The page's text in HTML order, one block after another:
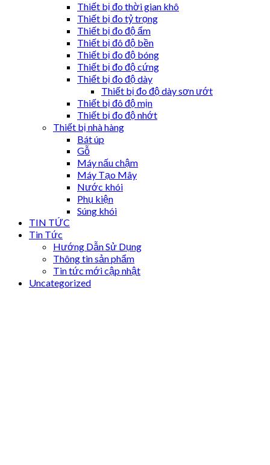
Thiết bị đo thời gian khô
Thiết bị đo tỷ trọng
Thiết bị đo độ ẩm
Thiết bị đô độ bền
Thiết bị đo độ bóng
Thiết bị đo độ cứng
Thiết bị đo độ dày
Thiết bị đo độ dày sơn ướt
Thiết bị đô độ mịn
Thiết bị đo độ nhớt
Thiết bị nhà hàng
Bát úp
Gỗ
Máy nấu chậm
Máy Tạo Mây
Nước khói
Phụ kiện
Súng khói
TIN TỨC
Tin Tức
Hướng Dẫn Sử Dụng
Thông tin sản phẩm
Tin tức mới cập nhật
Uncategorized